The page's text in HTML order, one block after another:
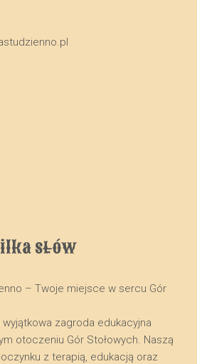
słów
– Twoje miejsce w sercu Gór
zagroda edukacyjna
otoczeniu Gór Stołowych. Naszą
z terapią, edukacją oraz